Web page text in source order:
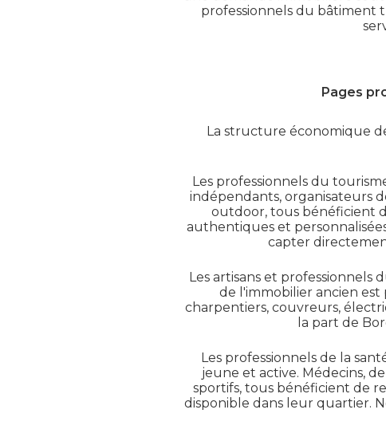
professionnels du bâtiment
Pages
La structure économique
Les professionnels du
indépendants, organisateurs
outdoor, tous bénéficient
authentiques et
capter
Les artisans et
de l'immobilier ancien
charpentiers, couvreurs,
la part de
Les professionnels de la
jeune et active. Médecins,
sportifs, tous bénéficient de
disponible dans leur quartier.